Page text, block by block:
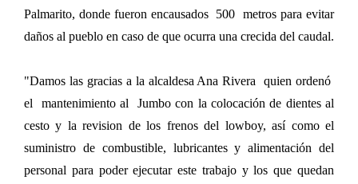
Palmarito, donde fueron encausados 500 metros para evitar
daños al pueblo en caso de que ocurra una crecida del caudal.
"Damos las gracias a la alcaldesa Ana Rivera quien ordenó
el mantenimiento al Jumbo con la colocación de dientes al
cesto y la revision de los frenos del lowboy, así como el
suministro de combustible, lubricantes y alimentación del
personal para poder ejecutar este trabajo y los que quedan